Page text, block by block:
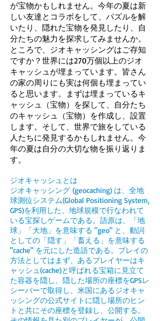
が宝物かもしれません。今年の夏は新
しい友達とコラボをして、パズルを解
いたり、隠れた宝物を発見したり、自
分たちの魅力を探求してみませんか。
ところで、ジオキャッシングはご存知
ですか？世界には270万個以上のジオ
キャッシュが埋まっています。皆さん
の家の周りにも実は何個も埋まってい
ると思います。まずは埋まっているキ
ャッシュ（宝物）を探して、自分たち
のキャッシュ（宝物）を作成し、設置
します。そして、世界で旅をしている
人たちに発見するかもしれません。今
年の夏は自分の大切な物を振り返りま
す。
ジオキャッシュとは
ジオキャッシング (geocaching) は、全地
球測位システム(Global Positioning System,
GPS)を利用した、地球規模で行なわれて
いる宝探しゲームである。語原は、「地
球」「大地」を意味する "geo" と、動詞
としての「隠す」「畜える」を意味する
"cache" を元にした造語である。プレイの
方法としてはまず、あるプレイヤーはキ
ャッシュ(cache)と呼ばれる宝箱に見立て
た容器を隠し、隠した場所の座標をGPSレ
シーバーで取得し、米国にあるジオキャ
ッシングの公式サイトに隠し場所のヒン
トと共にその座標を登録し、公開する。